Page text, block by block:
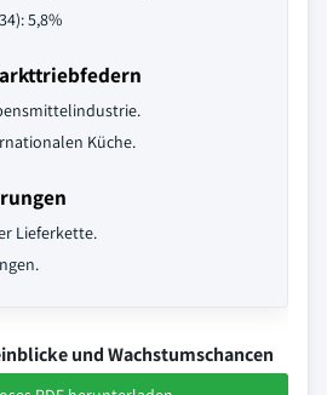
5,8%
Küche.
Lieferkette.
und Wachstumschancen